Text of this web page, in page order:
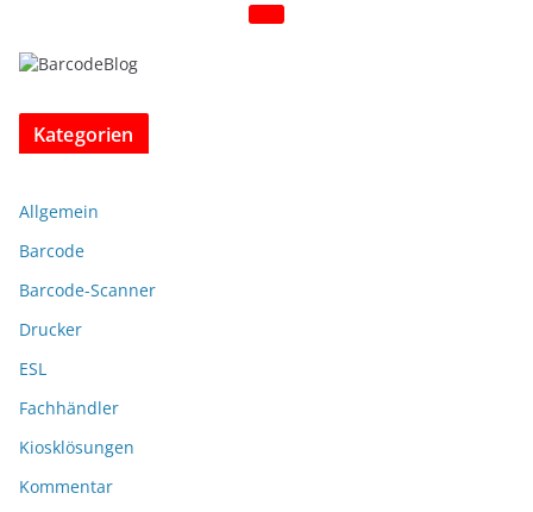
Kategorien
Allgemein
Barcode
Barcode-Scanner
Drucker
ESL
Fachhändler
Kiosklösungen
Kommentar